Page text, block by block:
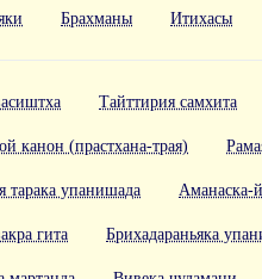
Брахманы Итихасы
Тайттирия самхита
канон (прастхана-трая)
тарака упанишада Аманаска-
гита Брихадараньяка